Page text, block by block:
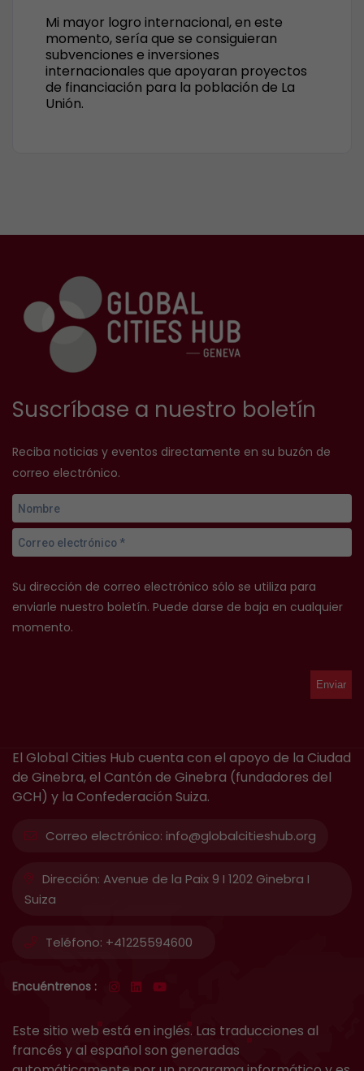
Mi mayor logro internacional, en este
momento, sería que se consiguieran
subvenciones e inversiones
internacionales que apoyaran proyectos
de financiación para la población de La
Unión.
Suscríbase a nuestro boletín
Reciba noticias y eventos directamente en su buzón de
correo electrónico.
Su dirección de correo electrónico sólo se utiliza para
enviarle nuestro boletín. Puede darse de baja en cualquier
momento.
El Global Cities Hub cuenta con el apoyo de la Ciudad
de Ginebra, el Cantón de Ginebra (fundadores del
GCH) y la Confederación Suiza.
Correo electrónico: info@globalcitieshub.org
Dirección: Avenue de la Paix 9 I 1202 Ginebra I
Suiza
Teléfono: +41225594600
Encuéntrenos :
Este sitio web está en inglés. Las traducciones al
francés y al español son generadas